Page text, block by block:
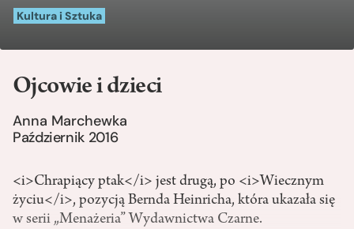
Kultura i Sztuka
Ojcowie i dzieci
Anna Marchewka
Październik 2016
<i>Chrapiący ptak</i> jest drugą, po <i>Wiecznym
życiu</i>, pozycją Bernda Heinricha, która ukazała się
w serii „Menażeria” Wydawnictwa Czarne.